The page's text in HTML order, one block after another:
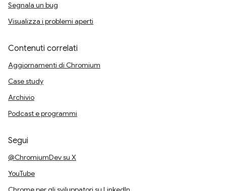
Segnala un bug
Visualizza i problemi aperti
Contenuti correlati
Aggiornamenti di Chromium
Case study
Archivio
Podcast e programmi
Segui
@ChromiumDev su X
YouTube